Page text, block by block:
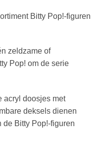
Bitty Pop!-figuren
zeldzame of
Pop! om de serie
acryl doosjes met
deksels dienen
de Bitty Pop!-figuren